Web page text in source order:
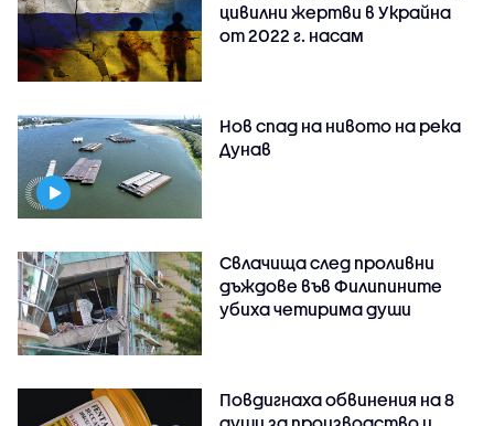
цивилни жертви в Украйна
от 2022 г. насам
Нов спад на нивото на река
Дунав
Свлачища след проливни
дъждове във Филипините
убиха четирима души
Повдигнаха обвинения на 8